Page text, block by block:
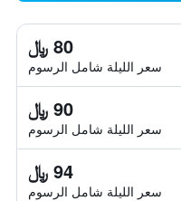
80 ﷼
سعر الليلة شامل الرسوم
90 ﷼
سعر الليلة شامل الرسوم
94 ﷼
سعر الليلة شامل الرسوم